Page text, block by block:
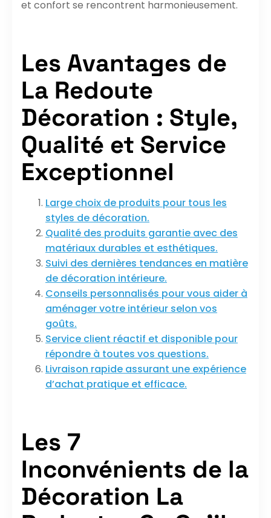
et confort se rencontrent harmonieusement.
Les Avantages de
La Redoute
Décoration : Style,
Qualité et Service
Exceptionnel
Large choix de produits pour tous les
styles de décoration.
Qualité des produits garantie avec des
matériaux durables et esthétiques.
Suivi des dernières tendances en matière
de décoration intérieure.
Conseils personnalisés pour vous aider à
aménager votre intérieur selon vos
goûts.
Service client réactif et disponible pour
répondre à toutes vos questions.
Livraison rapide assurant une expérience
d’achat pratique et efficace.
Les 7
Inconvénients de la
Décoration La